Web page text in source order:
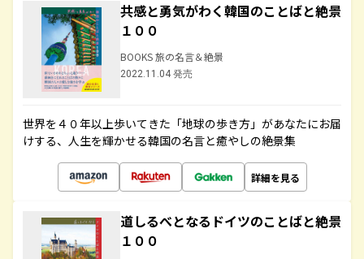
共感と勇気がわく韓国のことばと絶景
１００
BOOKS 旅の名言＆絶景
2022.11.04 発売
世界を４０年以上歩いてきた「地球の歩き方」があなたにお届
けする、人生を輝かせる韓国の名言と癒やしの絶景集
詳細を見る
道しるべとなるドイツのことばと絶景
１００